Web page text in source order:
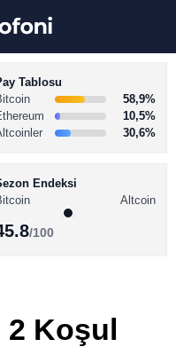
Youtube
Tablosu
58,9%
10,5%
30,6%
Endeksi
Altcoin
/100
2 Koşul